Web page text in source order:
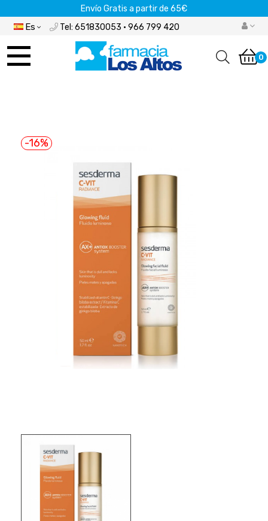
Envío Gratis a partir de 65€
Es Tel: 651830053 · 966 799 420
Navegación 0
-16%